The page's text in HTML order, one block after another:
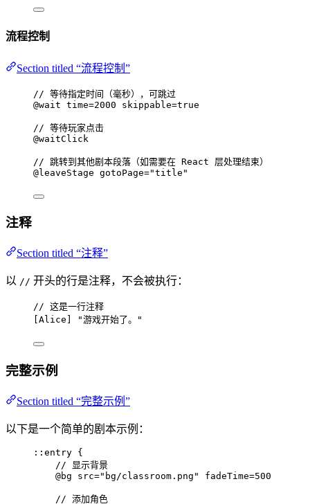
流程控制
Section titled “流程控制”
// 等待指定时间（毫秒），可跳过
@wait time=2000 skippable=true
// 等待玩家点击
@waitClick
// 跳转到其他剧本段落（如需要在 React 层处理结束）
@leaveStage gotoPage="title"
注释
Section titled “注释”
以 // 开头的行是注释，不会被执行：
// 这是一行注释
Alice "游戏开始了。"
完整示例
Section titled “完整示例”
以下是一个简单的剧本示例：
::entry {
// 显示背景
@bg
src="bg/classroom.png" fadeTime=500
// 添加角色